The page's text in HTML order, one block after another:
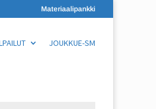
Materiaalipankki
JOUKKUE-SM